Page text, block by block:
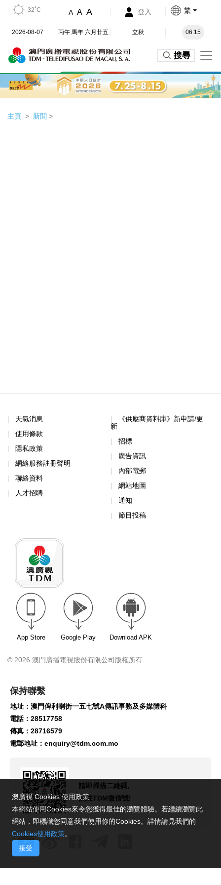
32˚C A A A 登入 繁
2026-08-07 丙午 馬年 六月廿五 立秋 06:15
搜尋
主頁 新聞 >
天氣消息
使用條款
隱私政策
網絡服務註冊聲明
聯絡資料
人才招聘
《供應商資料庫》新申請/更
新
招標
廣告資訊
內部電郵
網站地圖
通知
節目投稿
App Store Google Play Download APK
© 2026 澳門廣播電視股份有限公司版權所有
保持聯繫
地址：澳門俾利喇街一五七號A傳訊事務及多媒體科
電話：28517758
傳真：28716579
電郵地址： enquiry@tdm.com.mo
請即掃描二維碼,
關注TDM微信號!
澳廣視 Cookies 使用政策
本網站使用Cookies來令您獲得最佳的瀏覽體驗。若繼續瀏覽此
網站，即標識您同意我們使用你的Cookies。詳情請見我們的
Cookies使用政策。
接受